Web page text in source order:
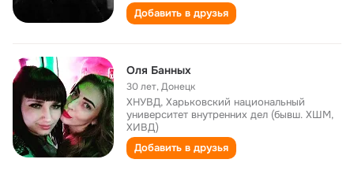
Добавить в друзья
Оля Банных
30 лет,Донецк
ХНУВД, Харьковский национальный
университет внутренних дел (бывш. ХШМ,
ХИВД)
Добавить в друзья